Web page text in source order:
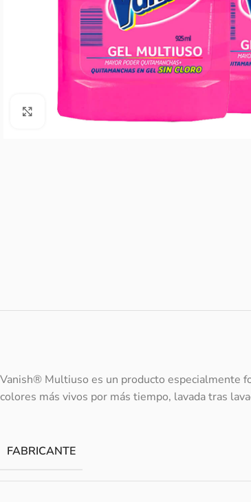
Agrandar imagen
Vanish® Multiuso es un producto especialmente
colores más vivos por más tiempo, lavada tras
FABRICANTE